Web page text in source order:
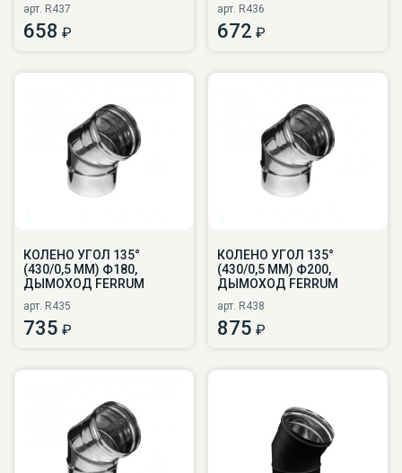
арт. R437
658 ₽
арт. R436
672 ₽
КОЛЕНО УГОЛ 135°
(430/0,5 ММ) Ф180,
ДЫМОХОД FERRUM
арт. R435
735 ₽
КОЛЕНО УГОЛ 135°
(430/0,5 ММ) Ф200,
ДЫМОХОД FERRUM
арт. R438
875 ₽